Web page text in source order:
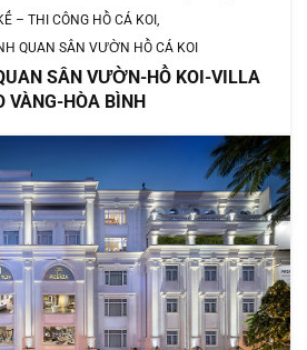
– THI CÔNG HỒ CÁ KOI
QUAN SÂN VƯỜN HỒ CÁ KOI
SÂN VƯỜN-HỒ KOI-VILLA
VÀNG-HÒA BÌNH